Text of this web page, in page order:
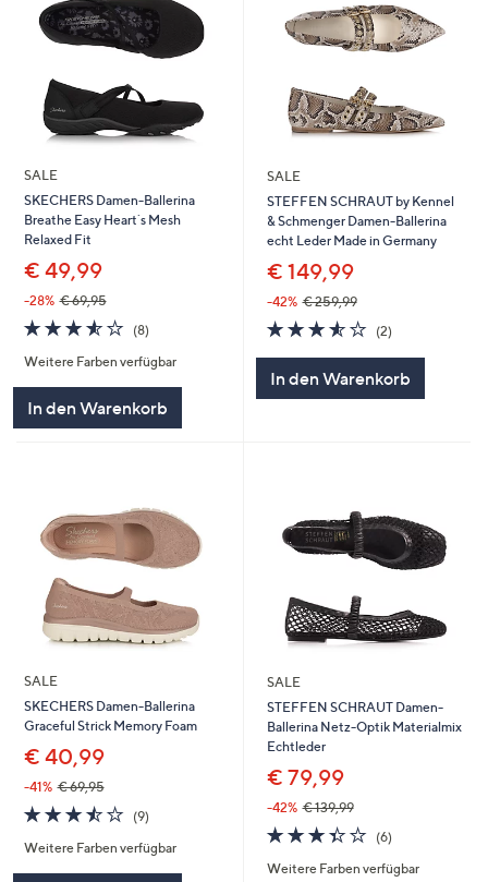
SALE
SKECHERS Damen-Ballerina
Breathe Easy Heart´s Mesh
Relaxed Fit
€ 49,99
-28% € 69,95
3.5
von
5
(8)
Weitere Farben verfügbar
In den Warenkorb
SALE
STEFFEN SCHRAUT by Kennel
& Schmenger Damen-Ballerina
echt Leder Made in Germany
€ 149,99
-42% € 259,99
3.5
von
(2)
In den Warenkorb
SALE
SKECHERS Damen-Ballerina
Graceful Strick Memory Foam
€ 40,99
-41% € 69,95
3.4
von
5
(9)9
Weitere Farben verfügbar
SALE
STEFFEN SCHRAUT Damen-
Ballerina Netz-Optik Materialmix
Echtleder
€ 79,99
-42% € 139,99
3.3
von
5
(6)
Weitere Farben verfügbar